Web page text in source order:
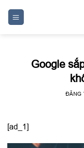
Google
ĐĂNG
[ad_1]